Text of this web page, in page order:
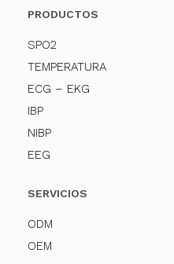
PRODUCTOS
SPO2
TEMPERATURA
ECG – EKG
IBP
NIBP
EEG
SERVICIOS
ODM
OEM